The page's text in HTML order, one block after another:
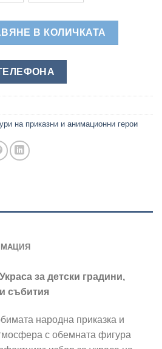
Ряпа - Обемна Фигура за Детска
В КОЛИЧКАТА
на приказни и анимационни герои
за детски градини,
събития
народна приказка и
с обемната фигура